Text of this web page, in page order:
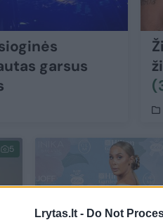
Lrytas.lt - Do Not
garsus
5